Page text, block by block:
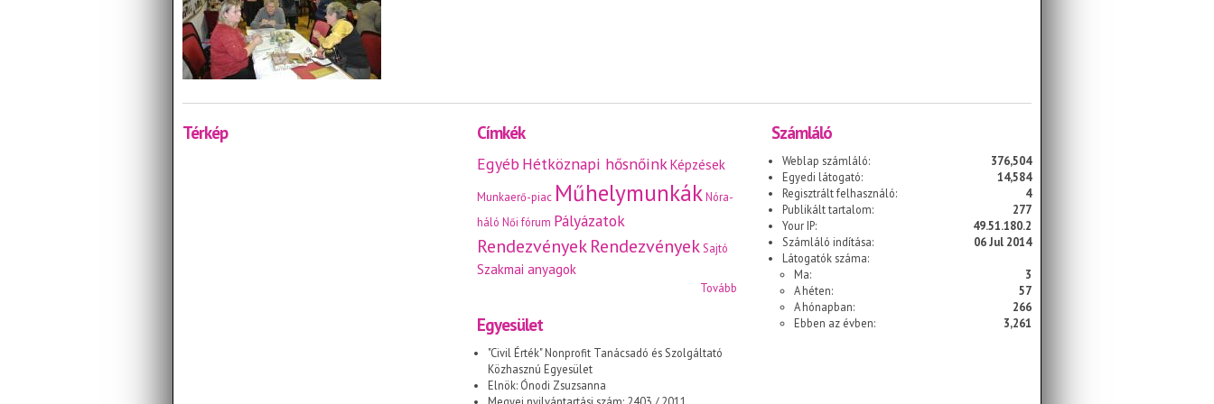
Térkép Címkék
EgyébHétköznapi hősnőinkKépzések
Munkaerő-piac Műhelymunkák Nóra-
háló Női fórum Pályázatok
RendezvényekRendezvények Sajtó
Szakmai anyagok
Tovább
Egyesület
"Civil Érték" Nonprofit Tanácsadó és Szolgáltató
Közhasznú Egyesület
Elnök: Ónodi Zsuzsanna
Számláló
Weblap számláló:
376,504
Egyedi látogató:
14,584
Regisztrált felhasználó:
4
Publikált tartalom:
277
Your IP:
49.51.180.2
Számláló indítása:
06 Jul 2014
Látogatók száma:
Ma:
3
A héten:
57
A hónapban:
266
Ebben az évben:
3,261